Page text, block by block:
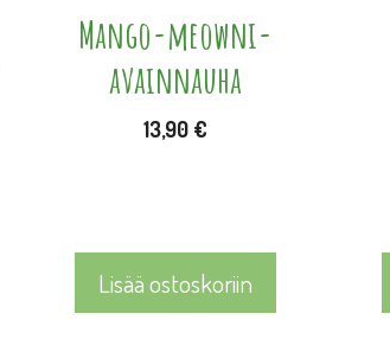
Mango-meowni-
avainnauha
13,90 €
Lisää ostoskoriin